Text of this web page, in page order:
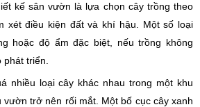
kế sân vườn là lựa chọn cây trồng theo
xét điều kiện đất và khí hậu. Một số loại
hoặc độ ẩm đặc biệt, nếu trồng không
triển.
nhiều loại cây khác nhau trong một khu
vườn trở nên rối mắt. Một bố cục cây xanh